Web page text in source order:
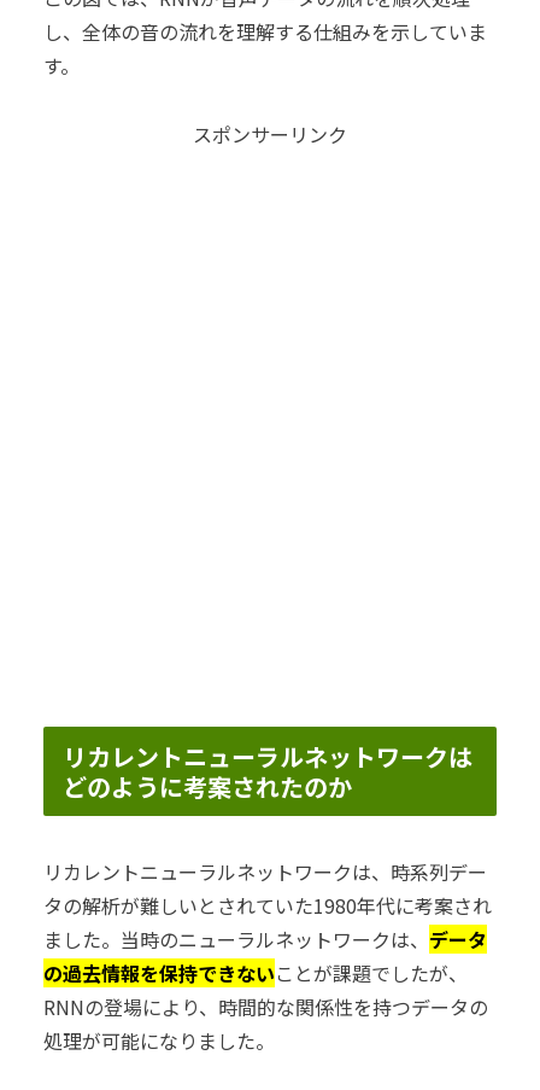
し、全体の音の流れを理解する仕組みを示していま
す。
スポンサーリンク
リカレントニューラルネットワークは
どのように考案されたのか
リカレントニューラルネットワークは、時系列デー
タの解析が難しいとされていた1980年代に考案され
ました。当時のニューラルネットワークは、 データ
の過去情報を保持できないことが課題でしたが、
RNNの登場により、時間的な関係性を持つデータの
処理が可能になりました。